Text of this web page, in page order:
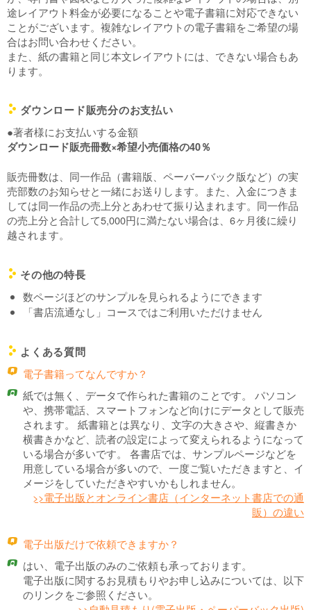
途レイアウト料金が必要になることや電子書籍に対応できない
ことがございます。複雑なレイアウトの電子書籍をご希望の場
合はお問い合わせください。
また、紙の書籍と同じ本文レイアウトには、できない場合もあ
ります。
c ダウンロード販売分のお支払い
●著者様にお支払いする金額
ダウンロード販売冊数×希望小売価格の40％
販売冊数は、同一作品（書籍版、ペーバーバック版など）の実
売部数のお知らせと一緒にお送りします。また、入金につきま
しては同一作品の売上分とあわせて振り込まれます。同一作品
の売上分と合計して5,000円に満たない場合は、6ヶ月後に繰り
越されます。
c その他の特長
数ページほどのサンプルを見られるようにできます
「書店流通なし」コースではご利用いただけません
c よくある質問
q 電子書籍ってなんですか？
a 紙では無く、データで作られた書籍のことです。 パソコン
や、携帯電話、スマートフォンなど向けにデータとして販売
されます。 紙書籍とは異なり、文字の大きさや、縦書きか
横書きかなど、読者の設定によって変えられるようになって
いる場合が多いです。 各書店では、サンプルページなどを
用意している場合が多いので、一度ご覧いただきますと、イ
メージをしていただきやすいかもしれません。
>>電子出版とオンライン書店（インターネット書店での通
販）の違い
q 電子出版だけで依頼できますか？
a はい、電子出版のみのご依頼も承っております。
電子出版に関するお見積もりやお申し込みについては、以下
のリンクをご参照ください。